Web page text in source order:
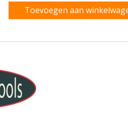
Toevoegen aan